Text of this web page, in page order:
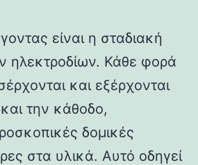
είναι η σταδιακή
ηλεκτροδίων. Κάθε φορά
και εξέρχονται
την κάθοδο,
δομικές
στα υλικά. Αυτό οδηγεί